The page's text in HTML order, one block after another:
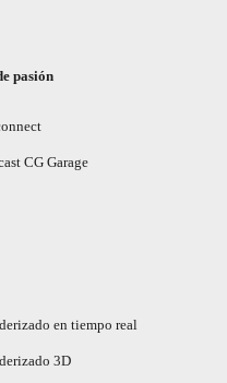
pasión
CG Garage
en tiempo real
3D